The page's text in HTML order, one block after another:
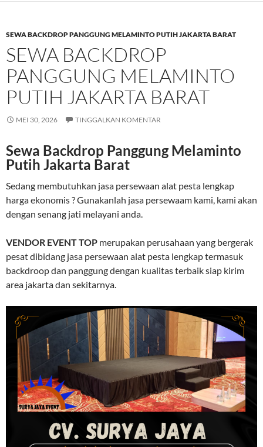
SEWA BACKDROP PANGGUNG MELAMINTO PUTIH JAKARTA BARAT
SEWA BACKDROP
PANGGUNG MELAMINTO
PUTIH JAKARTA BARAT
MEI 30, 2026 TINGGALKAN KOMENTAR
Sewa Backdrop Panggung Melaminto
Putih Jakarta Barat
Sedang membutuhkan jasa persewaan alat pesta lengkap
harga ekonomis ? Gunakanlah jasa persewaam kami, kami akan
dengan senang jati melayani anda.
VENDOR EVENT TOP merupakan perusahaan yang bergerak
pesat dibidang jasa persewaan alat pesta lengkap termasuk
backdroop dan panggung dengan kualitas terbaik siap kirim
area jakarta dan sekitarnya.